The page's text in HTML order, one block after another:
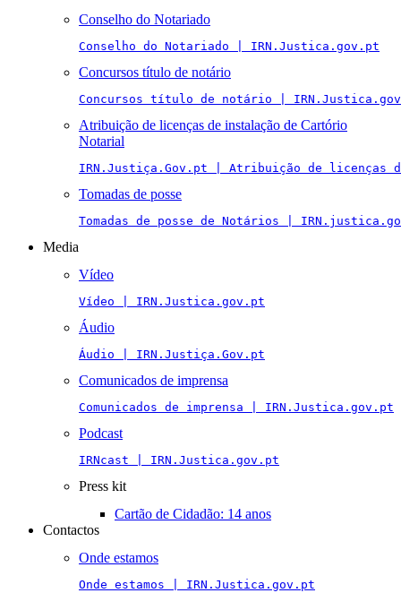
Conselho do Notariado
Conselho do Notariado | IRN.Justica.gov.pt
Concursos título de notário
Concursos título de notário |
Atribuição de licenças de instalação de Cartório
Notarial
IRN.Justiça.Gov.pt | Atribuição de licenças
Tomadas de posse
Tomadas de posse de Notários |
Media
Vídeo
Vídeo | IRN.Justica.gov.pt
Áudio
Áudio | IRN.Justiça.Gov.pt
Comunicados de imprensa
Comunicados de imprensa | IRN.Justica.gov.pt
Podcast
IRNcast | IRN.Justica.gov.pt
Press kit
Cartão de Cidadão: 14 anos
Contactos
Onde estamos
Onde estamos | IRN.Justica.gov.pt